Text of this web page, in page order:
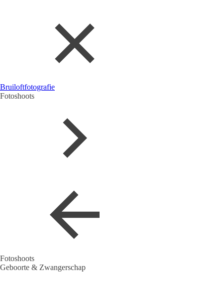
Bruiloftfotografie
Fotoshoots
Fotoshoots
Geboorte & Zwangerschap